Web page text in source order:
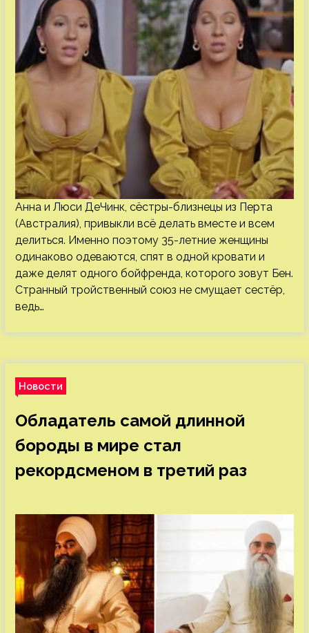
Анна и Люси ДеЧинк, сёстры-близнецы из Перта
(Австралия), привыкли всё делать вместе и всем
делиться. Именно поэтому 35-летние женщины
одинаково одеваются, спят в одной кровати и
даже делят одного бойфренда, которого зовут Бен.
Странный тройственный союз не смущает сестёр,
ведь…
Новости
Обладатель самой длинной
бороды в мире стал
рекордсменом в третий раз